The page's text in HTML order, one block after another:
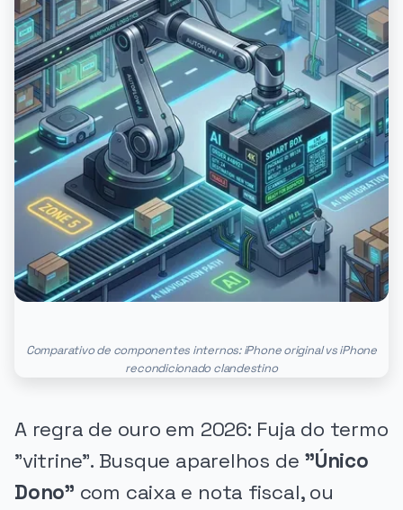
Comparativo de componentes internos: iPhone original vs iPhone
recondicionado clandestino
A regra de ouro em 2026: Fuja do termo
"vitrine". Busque aparelhos de "Único
Dono" com caixa e nota fiscal, ou